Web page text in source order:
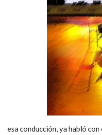
esa conducción, ya habló